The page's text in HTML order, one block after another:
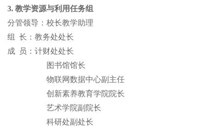
3. 教学资源与利用任务组
分管领导： 校长教学助理
组 长：教务处处长
成
员：计财处处长
图书馆馆长
物联网数据中心副主任
创新素养教育学院院长
艺术学院副院长
科研处副处长